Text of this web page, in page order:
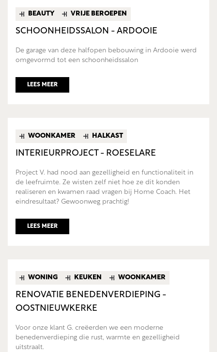
BEAUTY VRIJE BEROEPEN
SCHOONHEIDSSALON - ARDOOIE
De garage van deze halfopen bebouwing in Ardooie werd
omgevormd tot een schoonheidssalon
LEES MEER
WOONKAMER HALKAST
INTERIEURPROJECT - ROESELARE
Project V. had nood aan gezelligheid en functionaliteit in
de leefruimte. Ze wisten zelf niet hoe ze dit konden
realiseren en kwamen raad vragen bij Home Coach. Het
eindresultaat? Gewoonweg prachtig!
LEES MEER
WONING KEUKEN WOONKAMER
RENOVATIE BENEDENVERDIEPING -
OOSTNIEUWKERKE
Voor onze klant G. creëerden we een moderne
benedenverdieping die rust, warmte en gezelligheid
uitstraalt.